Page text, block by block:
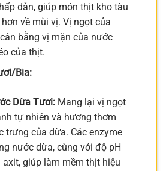
dẫn, giúp món thịt kho tàu
về mùi vị. Vị ngọt của
bằng vị mặn của nước
của thịt.
Bia:
Dừa Tươi:Mang lại vị ngọt
tự nhiên và hương thơm
trưng của dừa. Các enzyme
nước dừa, cùng với độ pH
axit, giúp làm mềm thịt hiệu